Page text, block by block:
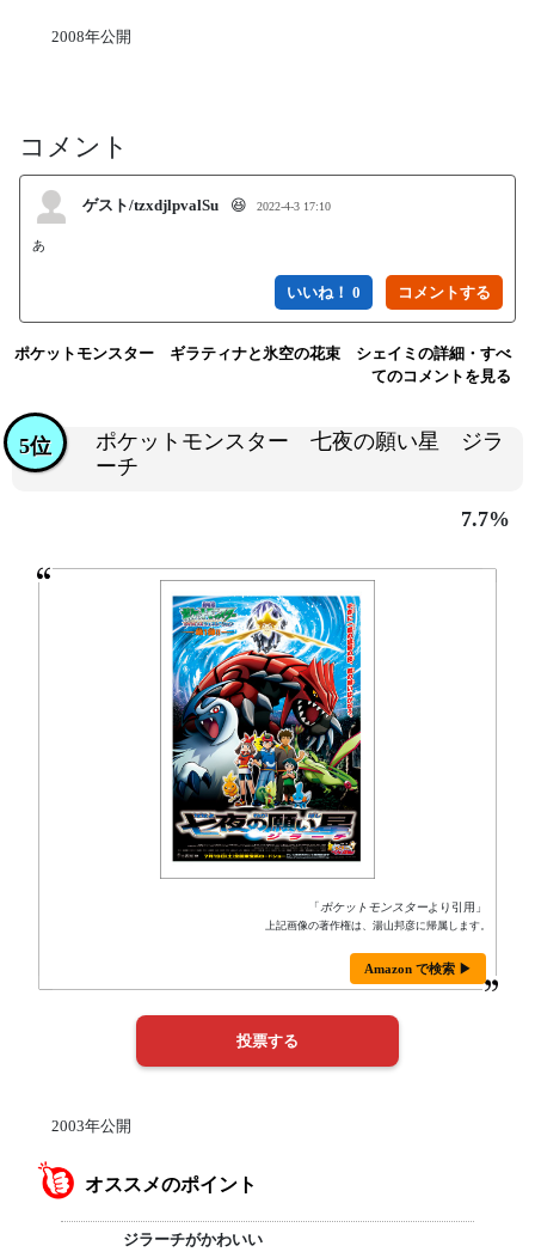
2008年公開
コメント
ゲスト/tzxdjlpvalSu 😆 2022-4-3 17:10
いいね！ 0
ポケットモンスター ギラティナと氷空の花束 シェイミの詳細・すべ
てのコメントを見る
ポケットモンスター 七夜の願い星 ジラ
ーチ
5位
7.7%
「ポケットモンスターより引用」
上記画像の著作権は、湯山邦彦に帰属します。
Amazon で検索 ▶
2003年公開
オススメのポイント
ジラーチがかわいい